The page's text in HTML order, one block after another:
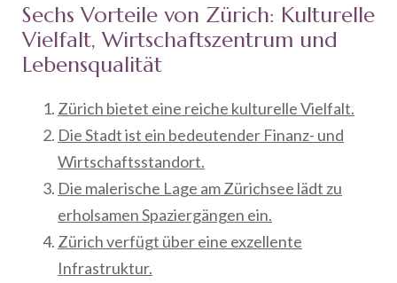
Sechs Vorteile von Zürich: Kulturelle
Vielfalt, Wirtschaftszentrum und
Lebensqualität
Zürich bietet eine reiche kulturelle Vielfalt.
Die Stadt ist ein bedeutender Finanz- und
Wirtschaftsstandort.
Die malerische Lage am Zürichsee lädt zu
erholsamen Spaziergängen ein.
Zürich verfügt über eine exzellente
Infrastruktur.